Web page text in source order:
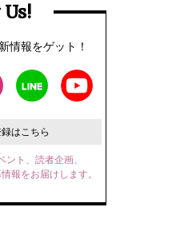
情報をゲット！
はこちら
ト、読者企画、
報をお届けします。